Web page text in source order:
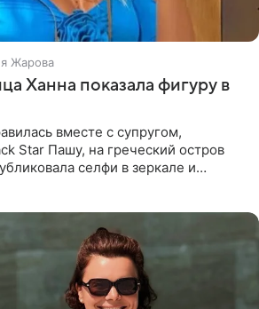
Жарова
Ханна показала фигуру в
вместе с супругом,
Star Пашу, на греческий остров
селфи в зеркале и